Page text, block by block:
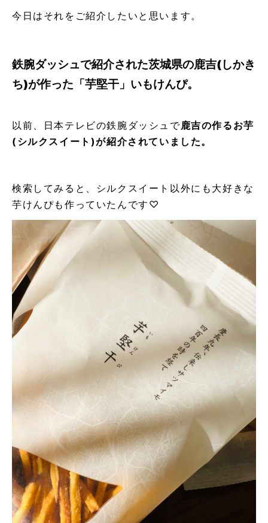
今日はそれをご紹介したいと思います。
鉄腕ダッシュで紹介された茨城県の鹿吉(しかき
ち)が作った「芋堅干」いもけんぴ。
以前、日本テレビの鉄腕ダッシュで鹿吉の作るお芋
(シルクスイート)が紹介されていました。
検索してみると、シルクスイート以外にも大好きな
芋けんぴも作っていたんです♡